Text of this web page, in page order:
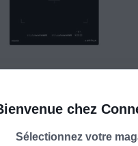
chez
Sélectionnez votre